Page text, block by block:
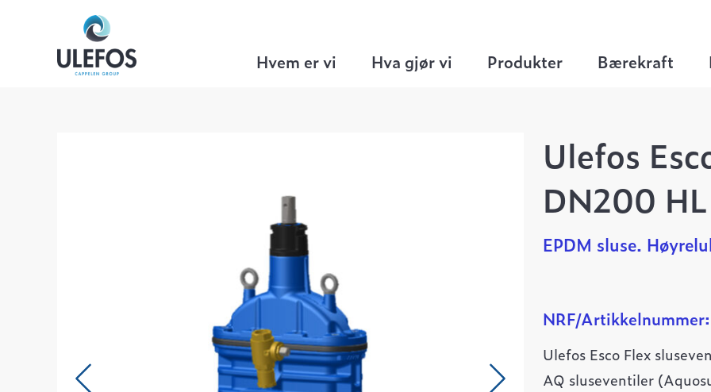
Hvem er vi Hva gjør vi Produkter Bærekraft
Ulefos>
Ulefos
DN200
EPDM sluse.
NRF/
Ulefos Esco Flex
AQ sluseventiler